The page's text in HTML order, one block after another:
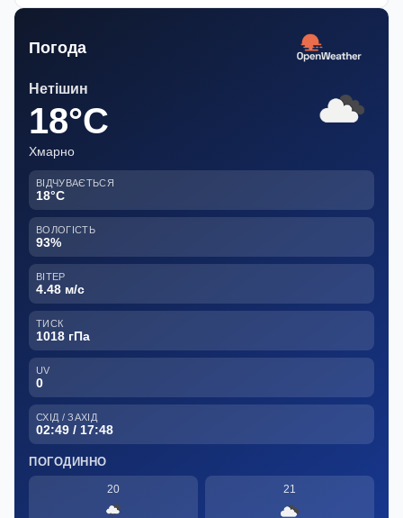
Погода
Нетішин
18°C
Хмарно
ВІДЧУВАЄТЬСЯ
18°C
ВОЛОГІСТЬ
93%
ВІТЕР
4.48 м/с
ТИСК
1018 гПа
UV
0
СХІД / ЗАХІД
02:49 / 17:48
ПОГОДИННО
20 21